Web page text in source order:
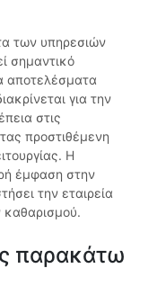
των υπηρεσιών
σημαντικό
αποτελέσματα
για την
στις
προστιθέμενη
Η
έμφαση στην
την εταιρεία
παρακάτω